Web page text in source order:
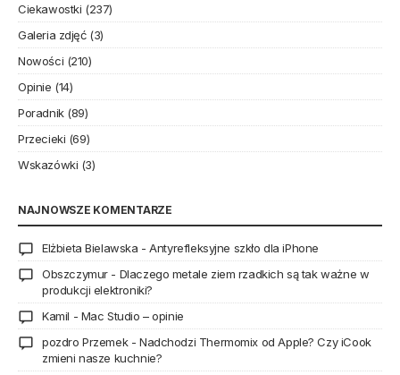
Ciekawostki (237)
Galeria zdjęć(3)
Nowości (210)
Opinie (14)
Poradnik(89)
Przecieki (69)
Wskazówki (3)
NAJNOWSZE KOMENTARZE
Elżbieta Bielawska -Antyrefleksyjne szkło dla iPhone
Obszczymur- Dlaczego metale ziem rzadkich są tak ważne w
produkcji elektroniki?
Kamil - Mac Studio – opinie
pozdro Przemek- Nadchodzi Thermomix od Apple? Czy iCook
zmieni nasze kuchnie?